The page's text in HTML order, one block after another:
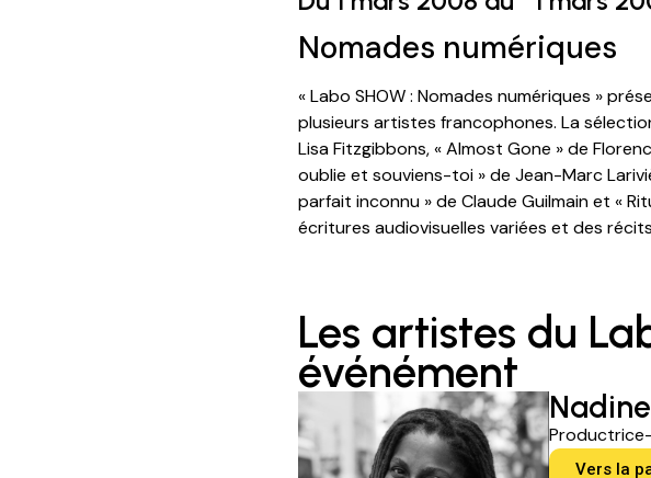
Nomades numériques
« Labo SHOW : Nomades numériques »
plusieurs artistes francophones. La
Lisa Fitzgibbons, « Almost Gone » de
oublie et souviens-toi » de Jean-Marc
parfait inconnu » de Claude Guilmain et «
écritures audiovisuelles variées et des
Les artistes du
événément
Vers la